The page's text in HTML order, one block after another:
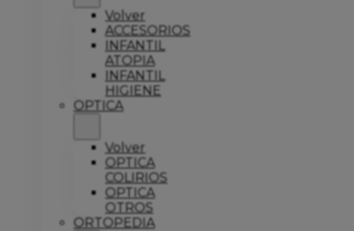
Volver
ACCESORIOS
INFANTIL
ATOPIA
INFANTIL
HIGIENE
OPTICA
Volver
OPTICA
COLIRIOS
OPTICA
OTROS
ORTOPEDIA